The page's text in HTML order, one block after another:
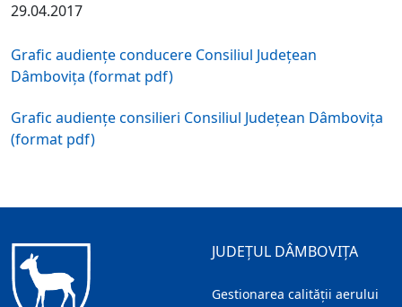
29.04.2017
Grafic audiențe conducere Consiliul Județean
Dâmbovița (format pdf)
Grafic audiențe consilieri Consiliul Județean Dâmbovița
(format pdf)
JUDEȚUL DÂMBOVIȚA
Gestionarea calității aerului